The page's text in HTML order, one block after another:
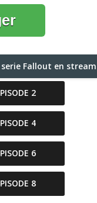
Fallout en
2
4
6
8